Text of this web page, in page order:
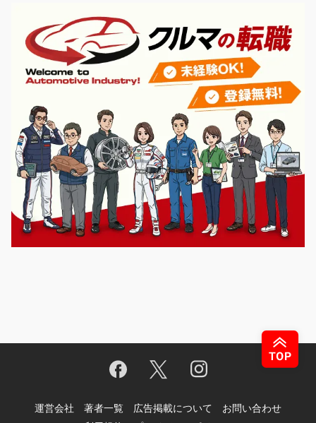
運営会社 著者一覧 広告掲載について
お問い合わせ